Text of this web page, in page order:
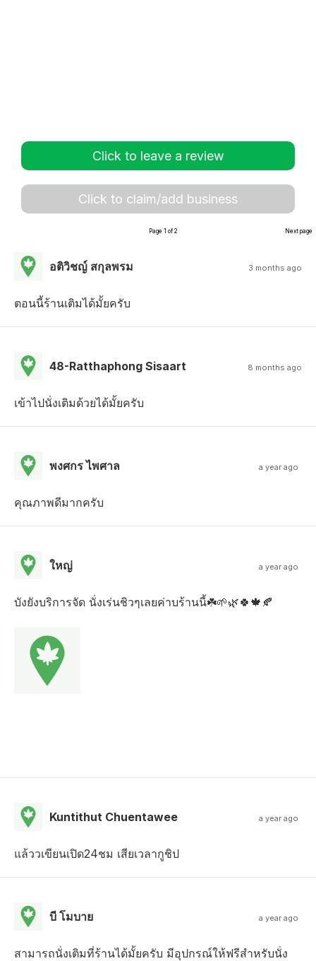
Click to leave a review
Click to claim/add business
Page 1 of 2 Next page
อติวิชญ์ สกุลพรม 3 months ago
ตอนนี้ร้านเติมได้มั้ยครับ
48-Ratthaphong Sisaart 8 months ago
เข้าไปนั่งเติมด้วยได้มั้ยครับ
พงศกร ไพศาล a year ago
คุณภาพดีมากครับ
ใหญ่ a year ago
บังยังบริการจัด นั่งเร่นชิวๆเลยค่าบร้านนี้☘️🌱🌿🍀🍁🍂
Kuntithut Chuentawee a year ago
แล้ววเขียนเปิด24ชม เสียเวลากูชิป
บี โมบาย a year ago
สามารถนั่งเติมที่ร้านได้มั้ยครับ มีอุปกรณ์ให้ฟรีสำหรับนั่ง